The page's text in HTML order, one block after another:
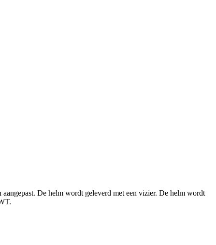
De helm wordt geleverd met een vizier. De helm wordt